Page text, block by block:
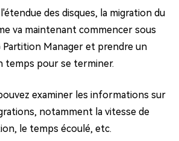
des disques, la migration du
va maintenant commencer sous
Partition Manager et prendre un
temps pour se terminer.
examiner les informations sur
notamment la vitesse de
le temps écoulé, etc.